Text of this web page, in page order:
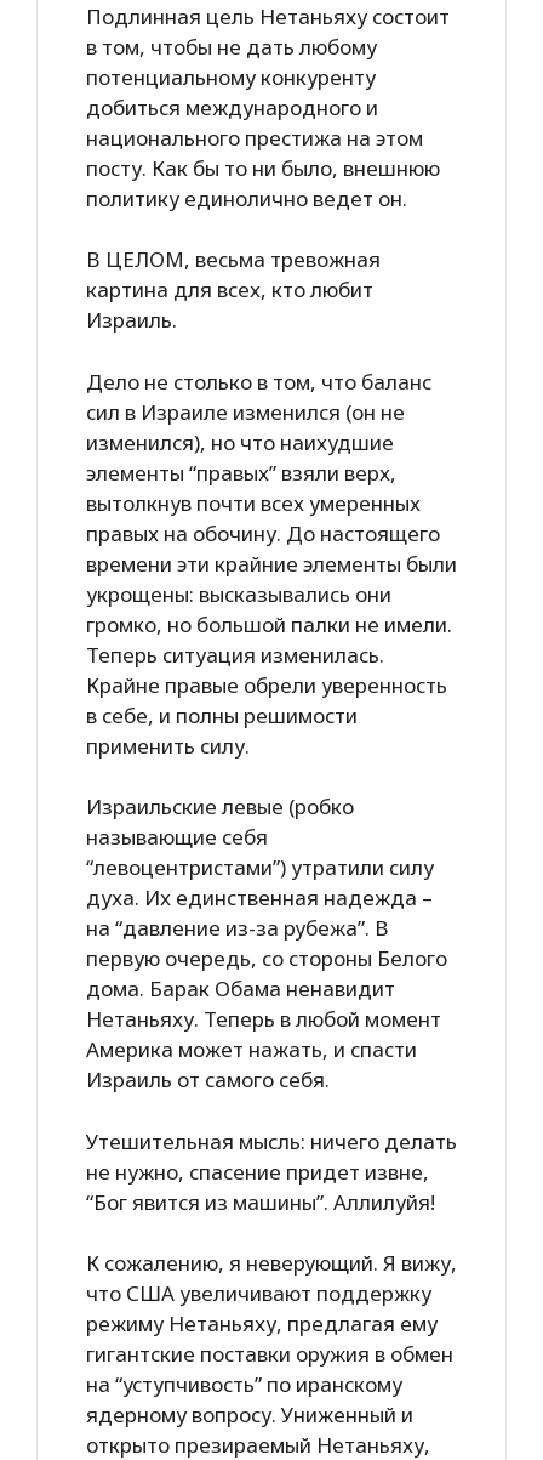
Подлинная цель Нетаньяху состоит
в том, чтобы не дать любому
потенциальному конкуренту
добиться международного и
национального престижа на этом
посту. Как бы то ни было, внешнюю
политику единолично ведет он.
В ЦЕЛОМ, весьма тревожная
картина для всех, кто любит
Израиль.
Дело не столько в том, что баланс
сил в Израиле изменился (он не
изменился), но что наихудшие
элементы “правых” взяли верх,
вытолкнув почти всех умеренных
правых на обочину. До настоящего
времени эти крайние элементы были
укрощены: высказывались они
громко, но большой палки не имели.
Теперь ситуация изменилась.
Крайне правые обрели уверенность
в себе, и полны решимости
применить силу.
Израильские левые (робко
называющие себя
“левоцентристами”) утратили силу
духа. Их единственная надежда –
на “давление из-за рубежа”. В
первую очередь, со стороны Белого
дома. Барак Обама ненавидит
Нетаньяху. Теперь в любой момент
Америка может нажать, и спасти
Израиль от самого себя.
Утешительная мысль: ничего делать
не нужно, спасение придет извне,
“Бог явится из машины”. Аллилуйя!
К сожалению, я неверующий. Я вижу,
что США увеличивают поддержку
режиму Нетаньяху, предлагая ему
гигантские поставки оружия в обмен
на “уступчивость” по иранскому
ядерному вопросу. Униженный и
открыто презираемый Нетаньяху,